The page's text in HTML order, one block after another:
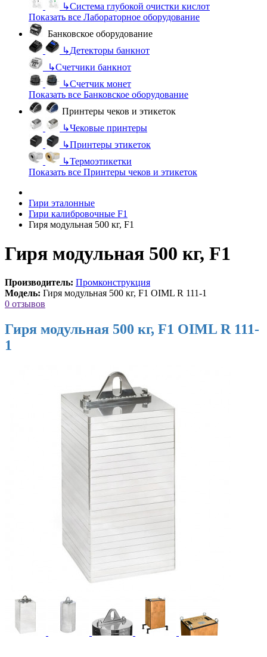
↳Система глубокой очистки кислот
Показать все Лабораторное оборудование
Банковское оборудование
↳Детекторы банкнот
↳Счетчики банкнот
↳Счетчик монет
Показать все Банковское оборудование
Принтеры чеков и этикеток
↳Чековые принтеры
↳Принтеры этикеток
↳Термоэтикетки
Показать все Принтеры чеков и этикеток
Гири эталонные
Гири калибровочные F1
Гиря модульная 500 кг, F1
Гиря модульная 500 кг, F1
Производитель: Промконструкция
Модель: Гиря модульная 500 кг, F1 OIML R 111-1
0 отзывов
Гиря модульная 500 кг, F1 OIML R 111-
1